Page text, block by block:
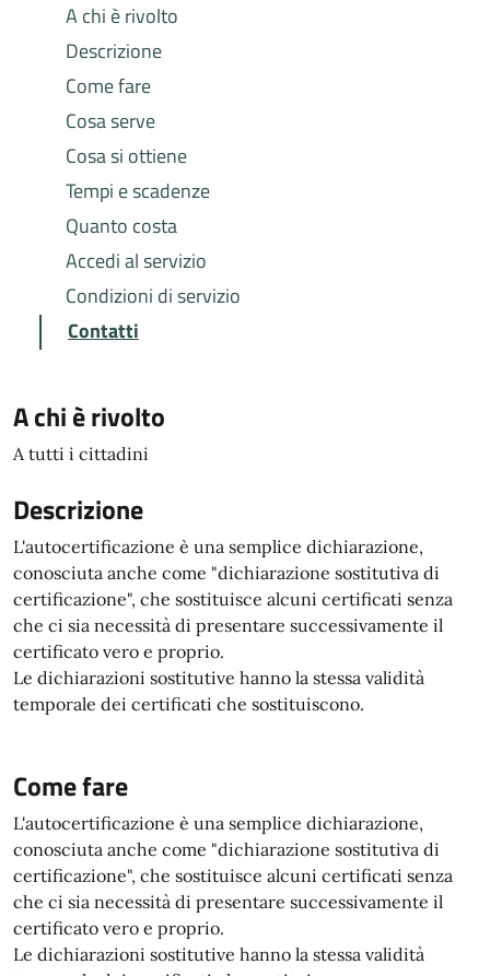
A chi è rivolto
Descrizione
Come fare
Cosa serve
Cosa si ottiene
Tempi e scadenze
Quanto costa
Accedi al servizio
Condizioni di servizio
Contatti
A chi è rivolto
A tutti i cittadini
Descrizione
L'autocertificazione è una semplice dichiarazione,
conosciuta anche come "dichiarazione sostitutiva di
certificazione", che sostituisce alcuni certificati senza
che ci sia necessità di presentare successivamente il
certificato vero e proprio.
Le dichiarazioni sostitutive hanno la stessa validità
temporale dei certificati che sostituiscono.
Come fare
L'autocertificazione è una semplice dichiarazione,
conosciuta anche come "dichiarazione sostitutiva di
certificazione", che sostituisce alcuni certificati senza
che ci sia necessità di presentare successivamente il
certificato vero e proprio.
Le dichiarazioni sostitutive hanno la stessa validità